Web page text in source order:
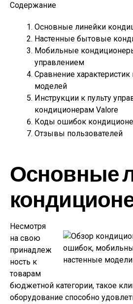
Содержание
Основные линейки
Настенные бытовые
Мобильные
управлением
Сравнение
моделей
Инструкции к пульту
кондиционерам Valore
Коды ошибок
Отзывы пользователей
Основные
Несмотря
на свою
принадлеж
ность к
товарам
бюджетной категории, такое
оборудование способно